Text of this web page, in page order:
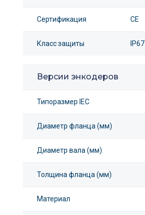
Сертификация CE
Класс защиты IP67
Версии энкодеров
Типоразмер IEC
Диаметр фланца (мм)
Диаметр вала (мм)
Толщина фланца (мм)
Материал